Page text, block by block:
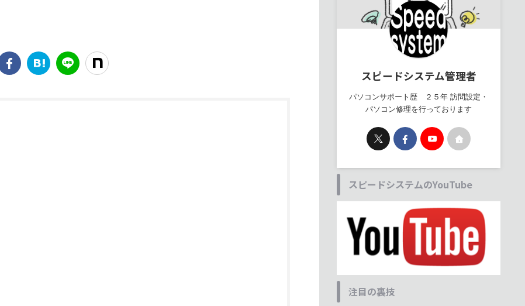
スピードシステム管理者
パソコンサポート歴 ２５年 訪問設定・
パソコン修理を行っております
スピードシステムのYouTube
注目の裏技